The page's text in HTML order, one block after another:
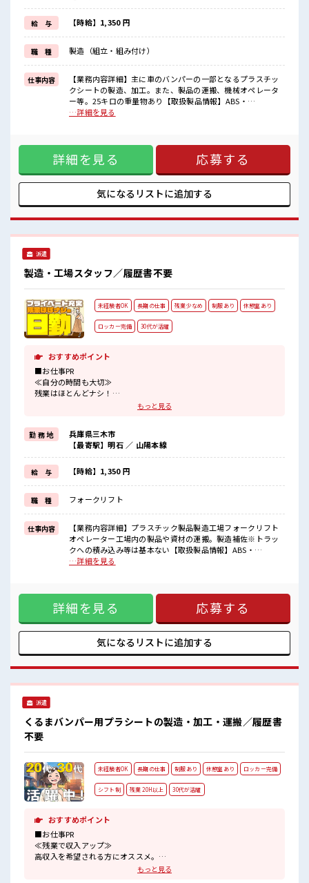
イチからスキルUP・ステップUP目指していきましょう！
≪自分に向いている仕事が探せる≫
困った事などがあれば、
担当がしっかりサポートします！
■職場の雰囲気
しっかり休める休憩室あり！
オンオフの切替もできちゃう！
ロッカーあり！
安心してお仕事に集中♪
給 与 【時給】1,350 円
職 種 製造（組立・組み付け）
仕事内容
【業務内容詳細】主に車のバンパーの一部となるプラスチッ
クシートの製造、加工。また、製品の運搬、機械オペレータ
ー等。25キロの重量物あり【取扱製品情報】ABS・
AES/ASA・PP・HIPS・多層(2～3層)・プリントシート等、真
す♪ 制服があると毎日の服選びに悩まずOK♪ ≪初めての仕
事だけど自分にもできそう≫ 新しいことにチャレンジするの
は不安だけど、 しっかり働く環境が整っています！ イチから
スキルUP・ステップUP目指していきましょう！ ≪自分に向
いている仕事が探せる≫ 困った事などがあれば、 担当がしっ
かりサポートします！ ■職場の雰囲気 しっかり休める休憩室
てお仕事に集中♪ 残業が多めだからしっかり稼ぎたい方にも
オススメ！
…詳細を見る
詳細を見る 応募する
気になるリストに追加する
派遣
製造・工場スタッフ／履歴書不要
未経験者OK 長期の仕事 残業少なめ 制服あり 休憩室あり
ロッカー完備 30代が活躍
おすすめポイント
■お仕事PR
≪自分の時間も大切≫
残業はほとんどナシ！
場合によってはお願いすることもあります♪
制服があるので、
毎日の服装の悩み解消♪
≪未経験でも活躍できる≫
新しいことにチャレンジするのは不安だけど、
しっかり働く環境が整っています！
イチからスキルUP・ステップUP目指していきましょう！
≪様々なお仕事をご提案≫
一人で悩まず気軽に相談できる、
派遣のお仕事です！
■職場の雰囲気
休憩室で楽しくおしゃべり！
ストレス解消☆
未経験から始めた方もイッパイ！
まずはチャレンジしてみませんか？
もっと見る
勤 務 地
兵庫県三木市
【最寄駅】明石 ／ 山陽本線
給 与 【時給】1,350 円
職 種 フォークリフト
仕事内容
【業務内容詳細】プラスチック製品製造工場フォークリフト
オペレーター工場内の製品や資材の運搬。製造補佐※トラッ
クへの積み込み等は基本ない【取扱製品情報】ABS・
AES/ASA・PP・HIPS・多層(2～3層)・プリントシート等、真
す♪ ≪ラクラク制服アリ≫ 制服があるので、 毎日の服装の悩
み解消♪ ≪未経験でも活躍できる≫ 新しいことにチャレンジ
するのは不安だけど、 しっかり働く環境が整っています！ イ
チからスキルUP・ステップUP目指していきましょう！ ≪
様々なお仕事をご提案≫ 一人で悩まず気軽に相談できる、 派
遣のお仕事です！ ■職場の雰囲気 休憩室で楽しくおしゃべ
カー付き職場♪ 未経験から始めた方もイッパイ！ まずはチャ
レンジしてみませんか？
…詳細を見る
詳細を見る 応募する
気になるリストに追加する
派遣
くるまバンパー用プラシートの製造・加工・運搬／履歴書
不要
未経験者OK 長期の仕事 制服あり 休憩室あり ロッカー完備
シフト制 残業 20H以上 30代が活躍
おすすめポイント
■お仕事PR
≪残業で収入アップ≫
高収入を希望される方にオススメ。
残業は月20時間以上あります♪もっと見る